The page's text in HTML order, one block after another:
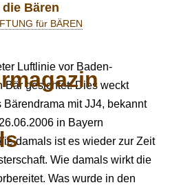
Bären
für BÄREN
Luftlinie vor Baden-
Bär gesichtet. Dies weckt
mit JJ4, bekannt
in Bayern
damals ist es wieder zur Zeit
Wie damals wirkt die
Was wurde in den